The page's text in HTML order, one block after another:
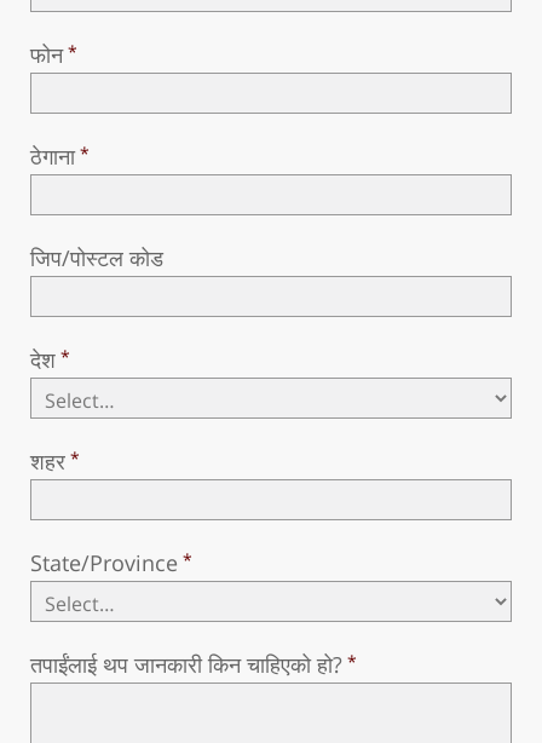
सबै क्षेत्र /भाषा
फोन
ठेगाना
जिप/पोस्टल कोड
देश
शहर
State/Province
तपाईंलाई थप जानकारी किन चाहिएको हो?